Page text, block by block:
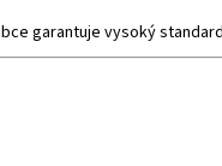
garantuje vysoký